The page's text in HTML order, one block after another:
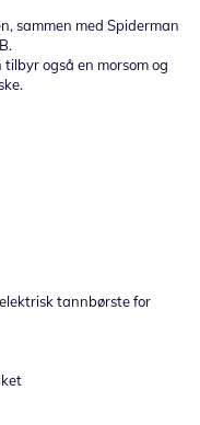
sammen med Spiderman
også en morsom og
tannbørste for